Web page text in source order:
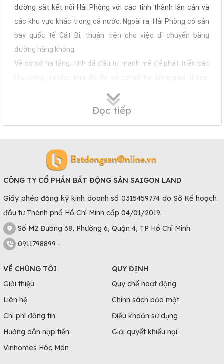
đường sắt kết nối Hải Phòng với các tỉnh thành lân cận và
các khu vực khác trong cả nước. Ngoài ra, Hải Phòng có sân
bay quốc tế Cát Bi, thuận tiện cho việc di chuyển bằng
đường hàng không.
Về cơ sở hạ tầng, tỉnh đã đầu tư mạnh mẽ để phát triển các
khu công nghiệp, khu đô thị và cơ sở hạ tầng giao thông.
nghiệp, thu hút nhiều doanh nghiệp trong và ngoài nước. Các
Sự phát triển của các khu công nghiệp, cảng biển và các
ngành công nghiệp khác đã thu hút nhiều doanh nghiệp đến
Thị trườngcho thuê mặt bằng ở Hải Phòng đa dạng với nhiều
loại hình kinh doanh khác nhau. Từ các mặt bằng để mở cửa
hàng, nhà hàng, quán cafe, văn phòng đến các khu công
nghiệp và khu chế xuất, đều có sự lựa chọn phong phú cho
Giá Cho Thuê Mặt Bằng Hải Phòng
Giá mặt bằng cho thuê Hải Phòng có sự biến động theo từng
khu vực và loại hình kinh doanh. Dưới đây là một số thông tin
về giácho thuê mặt bằng Hải Phòngtheo từng khu vực cụ
thể:
- Trung tâm thành phố Hải Phòng: Đây là khu vực tập trung
Đọc tiếp
CÔNG TY CỔ PHẦN BẤT ĐỘNG SẢN SAIGON LAND
Giấy phép đăng ký kinh doanh số 0315459774 do Sở Kế hoạch
đầu tư Thành phố Hồ Chí Minh cấp 04/01/2019.
Số M2 Đường 38, Phường 6, Quận 4, TP Hồ Chí Minh.
0911798899 -
VỀ CHÚNG TÔI
Giới thiệu
Liên hệ
Chi phí đăng tin
Hướng dẫn nạp tiền
Vinhomes Hóc Môn
QUY ĐỊNH
Quy chế hoạt động
Chính sách bảo mật
Điều khoản sử dụng
Giải quyết khiếu nại